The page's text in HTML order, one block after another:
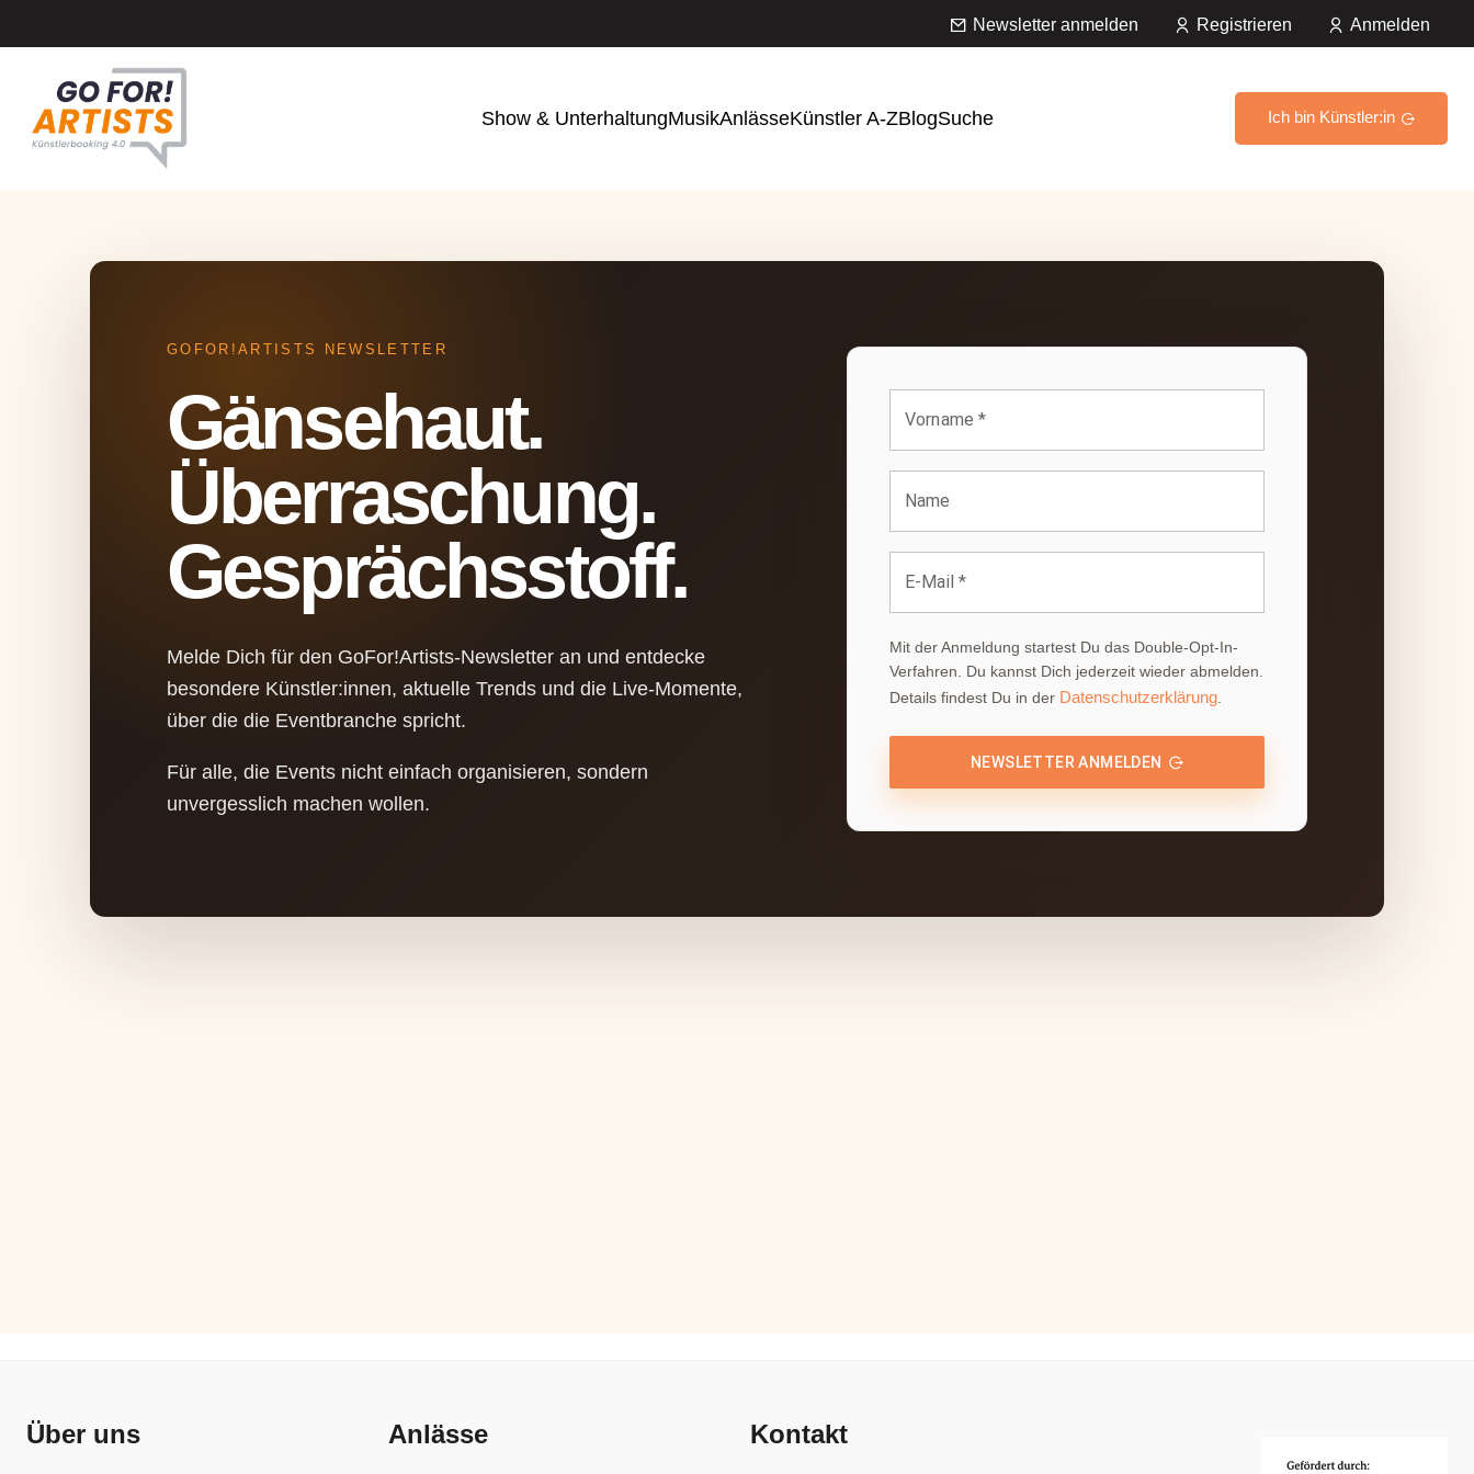
Newsletter anmelden Registrieren Anmelden
Show & UnterhaltungMusikAnlässeKünstler A-ZBlogSuche Ich bin Künstler:in
GOFOR!ARTISTS NEWSLETTER
Gänsehaut.
Überraschung.
Gesprächsstoff.
Melde Dich für den GoFor!Artists-Newsletter an und entdecke
besondere Künstler:innen, aktuelle Trends und die Live-Momente,
über die die Eventbranche spricht.
Für alle, die Events nicht einfach organisieren, sondern
unvergesslich machen wollen.
Vorname *
Name
E-Mail *
Mit der Anmeldung startest Du das Double-Opt-In-
Verfahren. Du kannst Dich jederzeit wieder abmelden.
Details findest Du in der Datenschutzerklärung
NEWSLETTER ANMELDEN
Über uns Anlässe Kontakt